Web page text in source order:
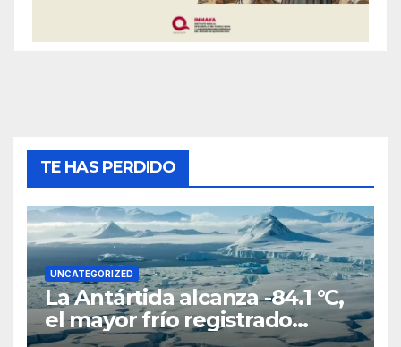
TE HAS PERDIDO
UNCATEGORIZED
La Antártida alcanza -84.1 °C,
el mayor frío registrado